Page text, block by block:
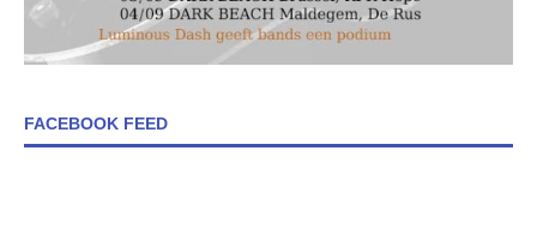
FACEBOOK FEED